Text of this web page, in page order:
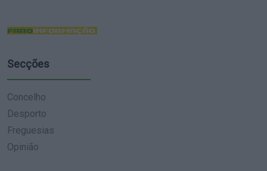
Secções
Concelho
Desporto
Freguesias
Opinião